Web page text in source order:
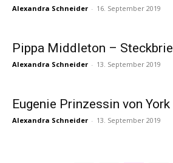
Alexandra Schneider - 16. September 2019
Pippa Middleton –
Alexandra Schneider - 13. September 2019
Eugenie Prinzessin von
Alexandra Schneider - 13. September 2019